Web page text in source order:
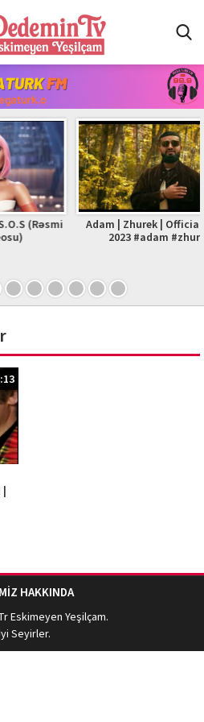
(Rəsmi
Adam | Zhurek | Official
2023 #adam #zhurek
|
HAKKINDA
Eskimeyen Yeşilçam.
Seyirler.